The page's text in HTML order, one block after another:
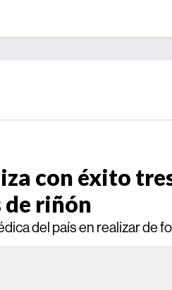
con éxito
de riñón
del país en realizar de